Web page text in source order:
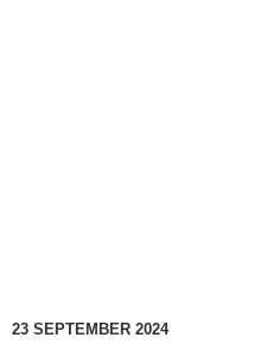
23 SEPTEMBER 2024